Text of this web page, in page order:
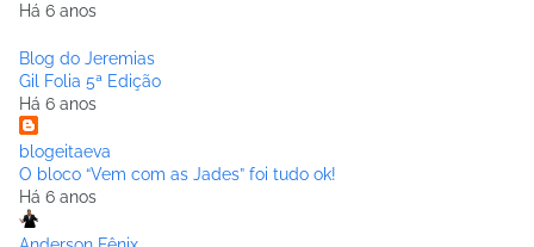
Há 6 anos
Blog do Jeremias
Gil Folia 5ª Edição
Há 6 anos
blogeitaeva
O bloco “Vem com as Jades” foi tudo ok!
Há 6 anos